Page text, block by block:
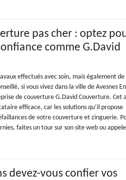
pas cher : optez
comme G.David
effectués avec soin, mais également
si vous vivez dans la ville de Avesnes
de couverture G.David Couverture. Cet
efficace, car les solutions qu’il propose
de votre couverture et zinguerie.
faites un tour sur son site web ou
devez-vous confier vos